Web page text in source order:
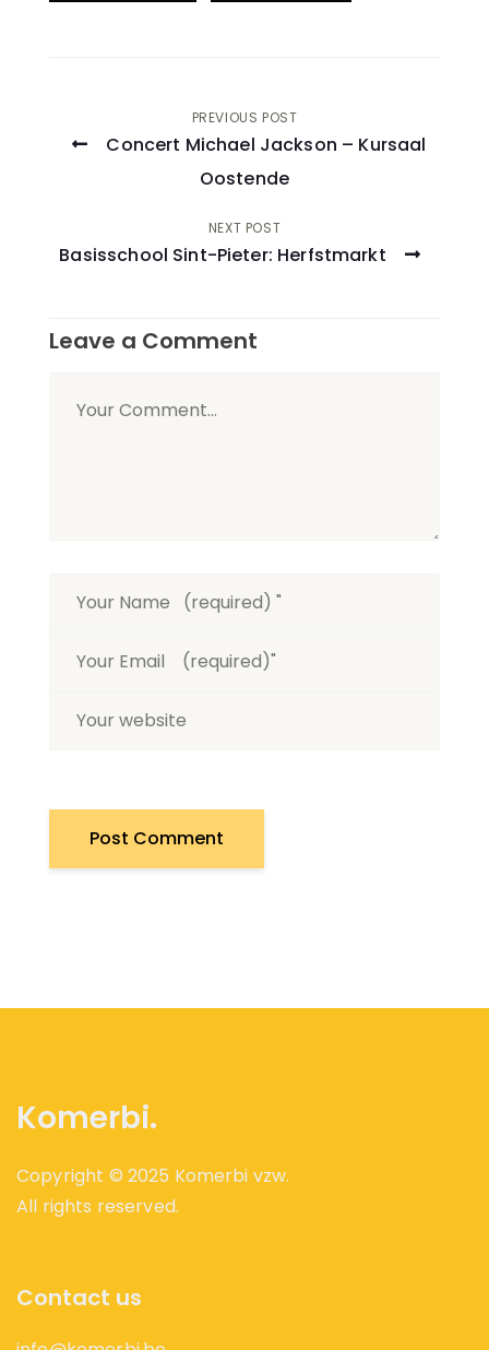
Post
navigation
PREVIOUS POST
Concert Michael Jackson – Kursaal
Oostende
NEXT POST
Basisschool Sint-Pieter: Herfstmarkt
Leave a Comment
Komerbi.
Copyright © 2025 Komerbi vzw.
All rights reserved.
Contact us